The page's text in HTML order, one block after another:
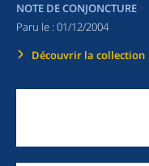
NOTE DE CONJONCTURE
Paru le : 01/12/2004
Découvrir la collection